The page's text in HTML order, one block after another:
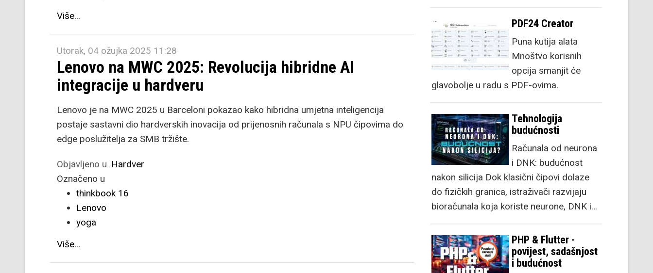
Više...
Utorak, 04 ožujka 2025 11:28
Lenovo na MWC 2025: Revolucija hibridne AI
integracije u hardveru
Lenovo je na MWC 2025 u Barceloni pokazao kako hibridna umjetna inteligencija
postaje sastavni dio hardverskih inovacija od prijenosnih računala s NPU čipovima do
edge poslužitelja za SMB tržište.
Objavljeno u Hardver
Označeno u
thinkbook 16
Lenovo
yoga
Više...
PDF24 Creator
Puna kutija alata
Mnoštvo korisnih
opcija smanjit će
glavobolje u radu s PDF-ovima.
Tehnologija
budućnosti
Računala od neurona
i DNK: budućnost
nakon silicija Dok klasični čipovi dolaze
do fizičkih granica, istraživači razvijaju
bioračunala koja koriste neurone, DNK i…
PHP & Flutter -
povijest, sadašnjost
i budućnost